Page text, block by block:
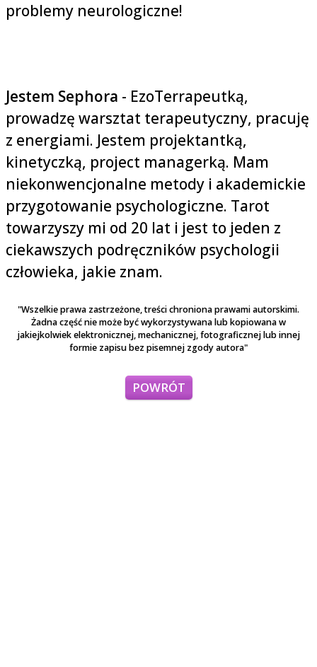
problemy neurologiczne!
Jestem Sephora - EzoTerrapeutką,
prowadzę warsztat terapeutyczny, pracuję
z energiami. Jestem projektantką,
kinetyczką, project managerką. Mam
niekonwencjonalne metody i akademickie
przygotowanie psychologiczne. Tarot
towarzyszy mi od 20 lat i jest to jeden z
ciekawszych podręczników psychologii
człowieka, jakie znam.
"Wszelkie prawa zastrzeżone, treści chroniona prawami autorskimi.
Żadna część nie może być wykorzystywana lub kopiowana w
jakiejkolwiek elektronicznej, mechanicznej, fotograficznej lub innej
formie zapisu bez pisemnej zgody autora"
POWRÓT